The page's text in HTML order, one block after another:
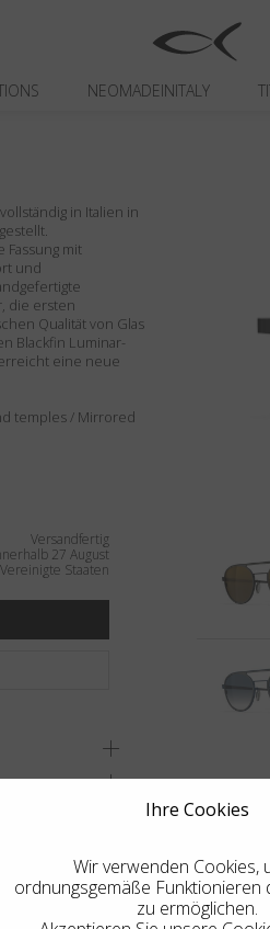
NEOMADEINITALY
in Italien in
mit
und
die ersten
Qualität von Glas
Blackfin Luminar-
eine neue
temples / Mirrored
Versandfertig
27 August
Staaten
Ihre Cookies
Wir verwenden Cookies,
ordnungsgemäße Funktionieren
zu ermöglichen.